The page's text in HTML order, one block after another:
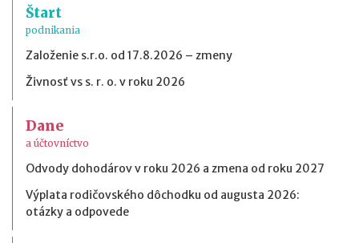
Štart
podnikania
Založenie s.r.o. od 17.8.2026 – zmeny
Živnosť vs s. r. o. v roku 2026
Dane
a účtovníctvo
Odvody dohodárov v roku 2026 a zmena od roku 2027
Výplata rodičovského dôchodku od augusta 2026:
otázky a odpovede